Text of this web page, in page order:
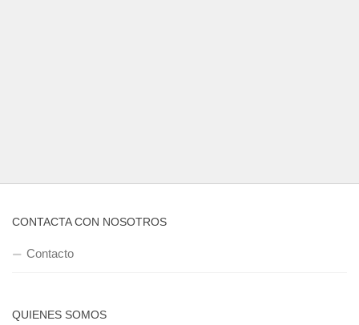
CONTACTA CON NOSOTROS
Contacto
QUIENES SOMOS